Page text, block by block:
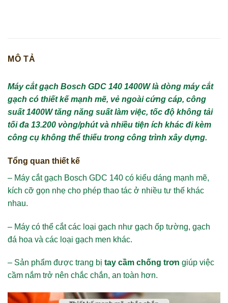
MÔ TẢ
Máy cắt gạch Bosch GDC 140 1400W là dòng máy cắt
gạch có thiết kế mạnh mẽ, vẻ ngoài cứng cáp, công
suất 1400W tăng năng suất làm việc, tốc độ không tải
tối đa 13.200 vòng/phút và nhiều tiện ích khác đi kèm
công cụ không thể thiếu trong công trình xây dựng.
Tổng quan thiết kế
– Máy cắt gạch Bosch GDC 140 có kiểu dáng mạnh mẽ,
kích cỡ gọn nhẹ cho phép thao tác ở nhiều tư thế khác
nhau.
– Máy có thể cắt các loại gạch như gạch ốp tường, gạch
đá hoa và các loại gạch men khác.
– Sản phẩm được trang bị tay cầm chống trơn giúp việc
cầm nắm trở nên chắc chắn, an toàn hơn.